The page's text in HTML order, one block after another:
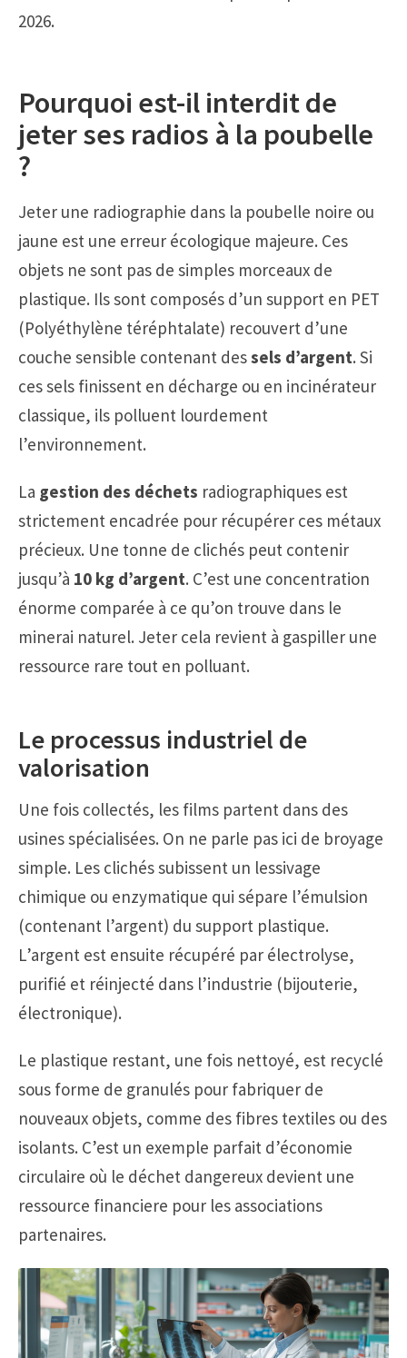
2026.
Pourquoi est-il interdit de
jeter ses radios à la poubelle
?
Jeter une radiographie dans la poubelle noire ou
jaune est une erreur écologique majeure. Ces
objets ne sont pas de simples morceaux de
plastique. Ils sont composés d’un support en PET
(Polyéthylène téréphtalate) recouvert d’une
couche sensible contenant dessels d’argent. Si
ces sels finissent en décharge ou en incinérateur
classique, ils polluent lourdement
l’environnement.
La gestion des déchets radiographiques est
strictement encadrée pour récupérer ces métaux
précieux. Une tonne de clichés peut contenir
jusqu’à 10 kg d’argent. C’est une concentration
énorme comparée à ce qu’on trouve dans le
minerai naturel. Jeter cela revient à gaspiller une
ressource rare tout en polluant.
Le processus industriel de
valorisation
Une fois collectés, les films partent dans des
usines spécialisées. On ne parle pas ici de broyage
simple. Les clichés subissent un lessivage
chimique ou enzymatique qui sépare l’émulsion
(contenant l’argent) du support plastique.
L’argent est ensuite récupéré par électrolyse,
purifié et réinjecté dans l’industrie (bijouterie,
électronique).
Le plastique restant, une fois nettoyé, est recyclé
sous forme de granulés pour fabriquer de
nouveaux objets, comme des fibres textiles ou des
isolants. C’est un exemple parfait d’économie
circulaire où le déchet dangereux devient une
ressource financiere pour les associations
partenaires.